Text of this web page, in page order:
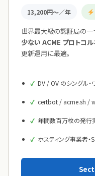
13,200円〜／年
世界最大級の認証局の一
少ない ACME プロトコル
更新運用に最適。
DV / OV のシングル・
certbot / acme.sh /
年間数百万枚の発行
ホスティング事業者・